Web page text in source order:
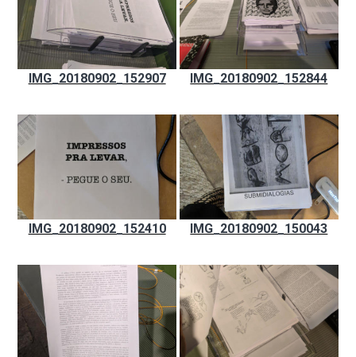
IMG_20180902_152907 IMG_20180902_152844
IMG_20180902_152410 IMG_20180902_150043